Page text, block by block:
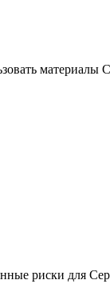
материалы
риски для